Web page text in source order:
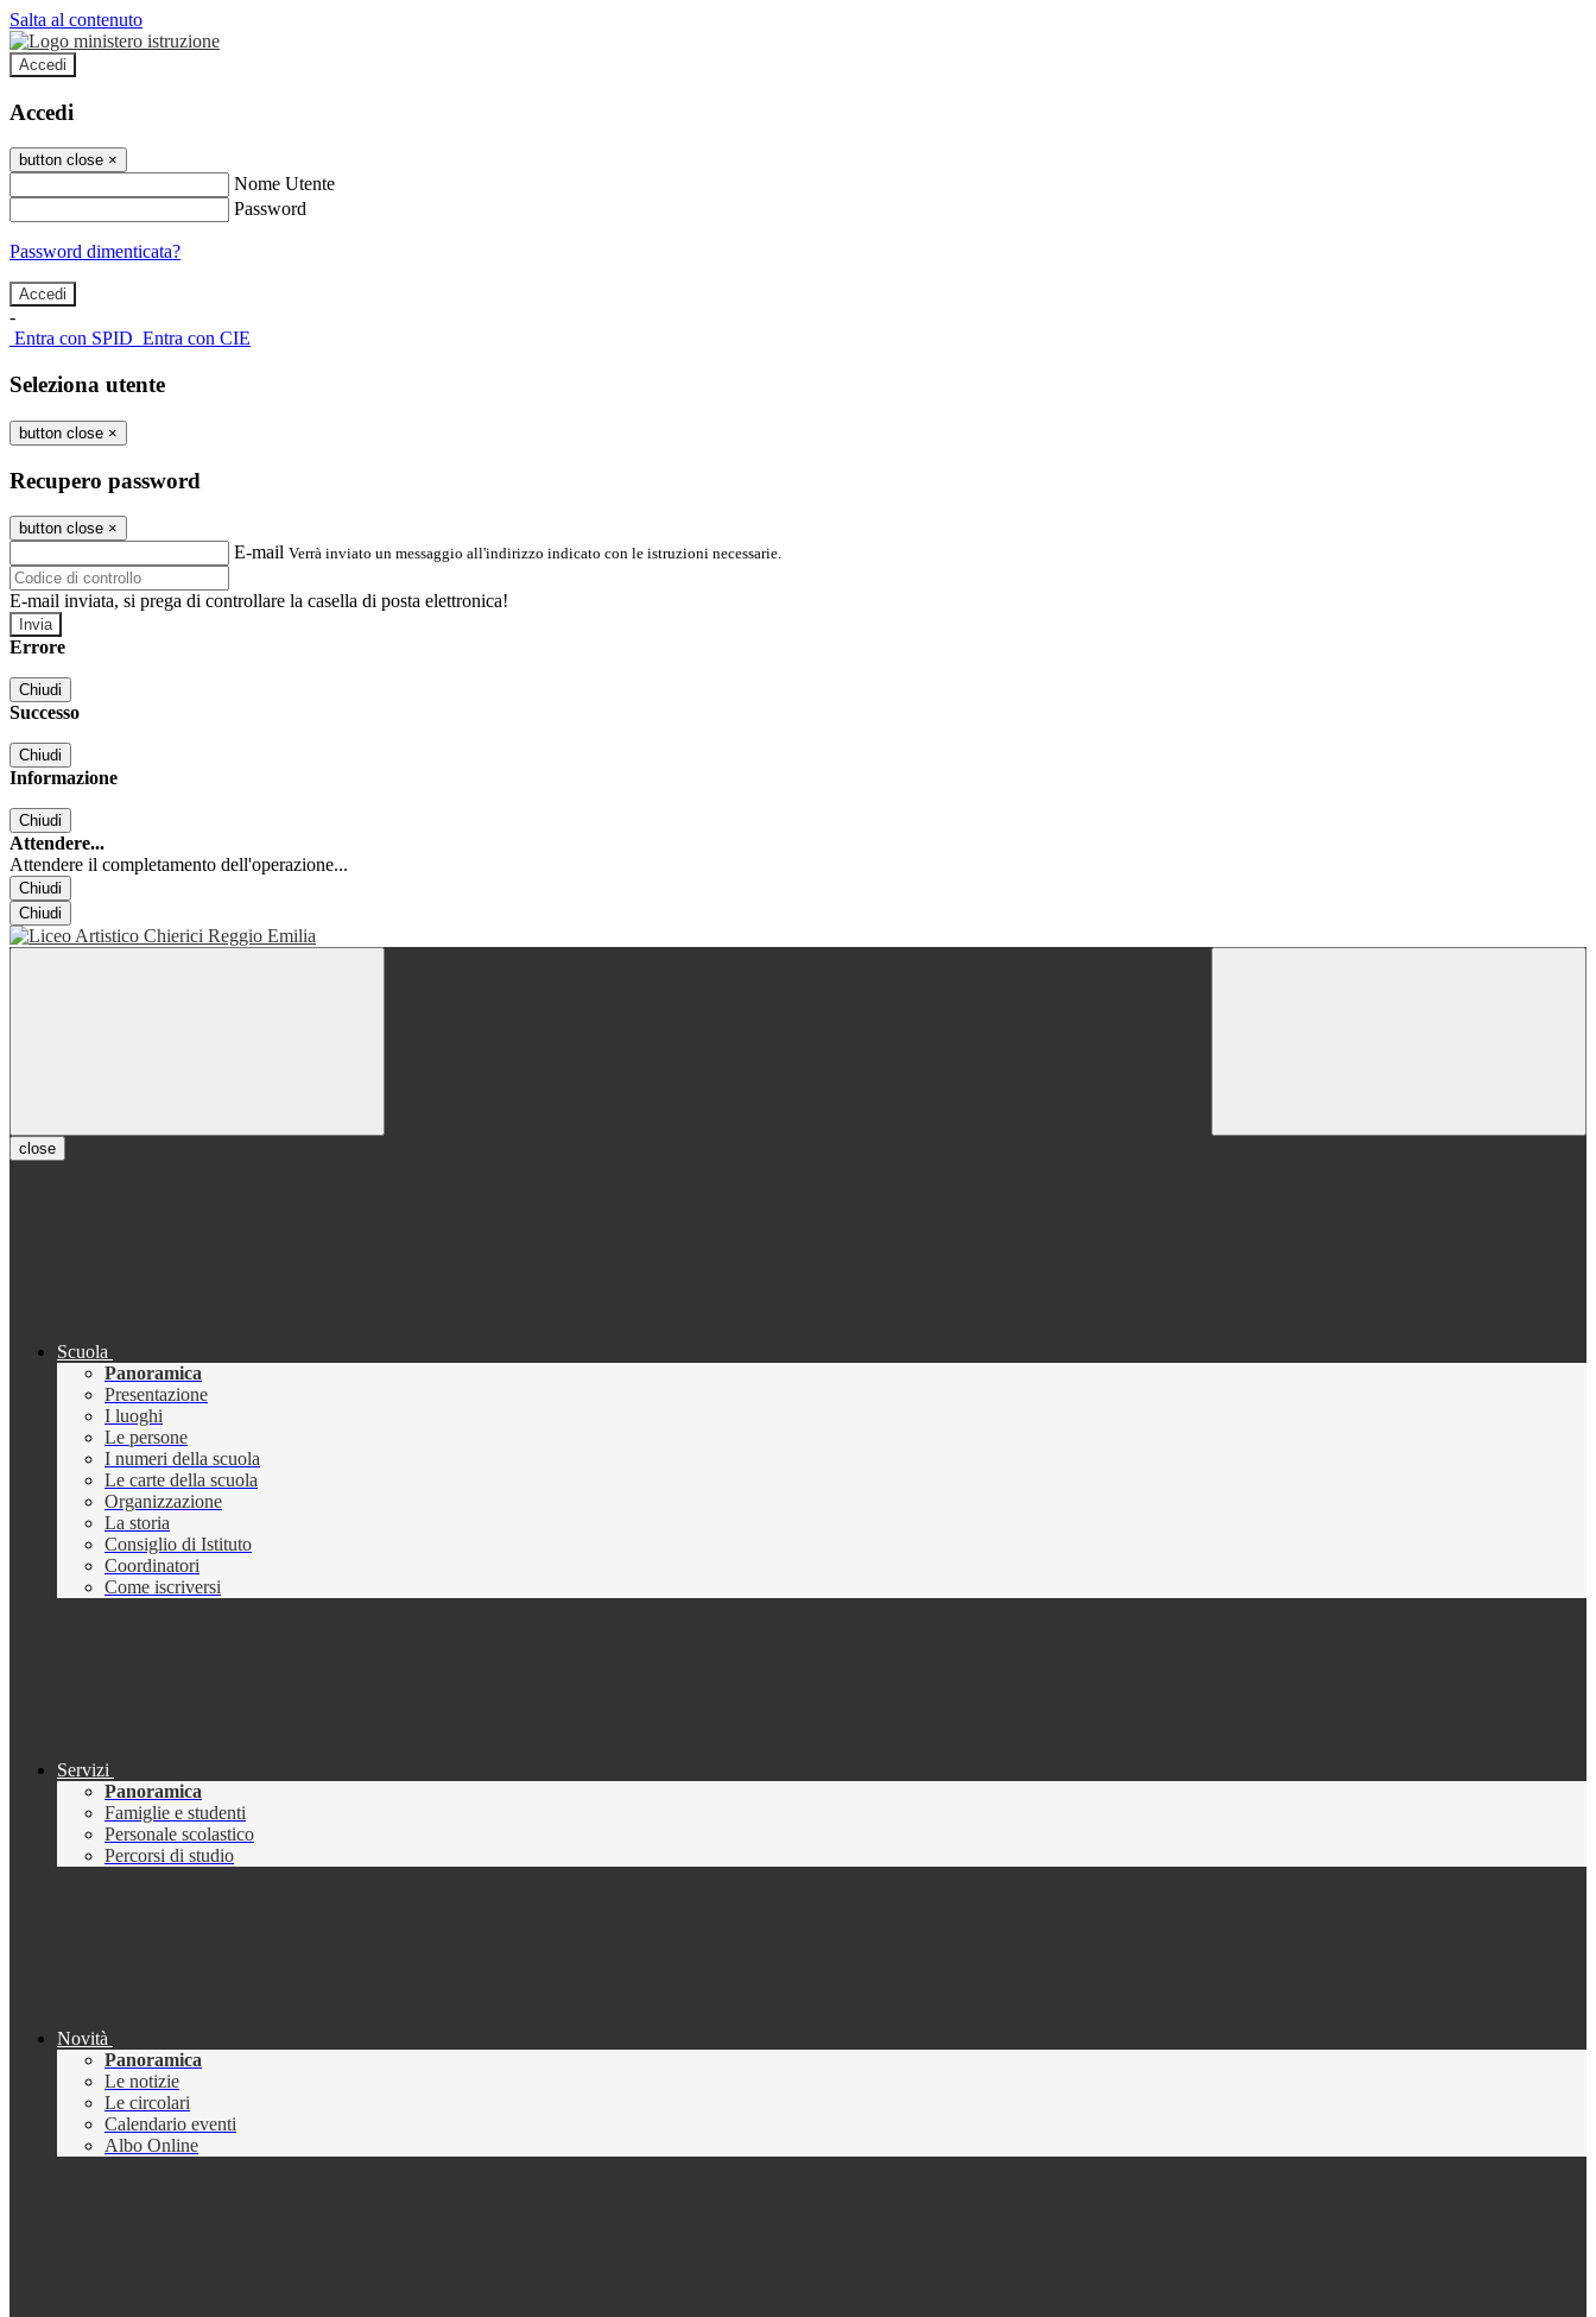
Salta al contenuto
Accedi
Accedi
button close ×
Nome Utente
Password
Password dimenticata?
-
Entra con SPID Entra con CIE
Seleziona utente
button close ×
Recupero password
button close ×
E-mail Verrà inviato un messaggio all'indirizzo indicato con le istruzioni necessarie.
E-mail inviata, si prega di controllare la casella di posta elettronica!
Errore
Chiudi
Successo
Chiudi
Informazione
Chiudi
Attendere...
Attendere il completamento dell'operazione...
Chiudi
Chiudi
close
Scuola
Panoramica
Presentazione
I luoghi
Le persone
I numeri della scuola
Le carte della scuola
Organizzazione
La storia
Consiglio di Istituto
Coordinatori
Come iscriversi
Servizi
Panoramica
Famiglie e studenti
Personale scolastico
Percorsi di studio
Novità
Panoramica
Le notizie
Le circolari
Calendario eventi
Albo Online